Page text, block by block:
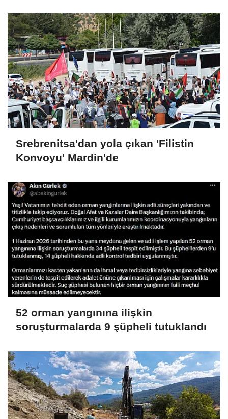
Srebrenitsa'dan yola çıkan 'Filistin
Konvoyu' Mardin'de
52 orman yangınına ilişkin
soruşturmalarda 9 şüpheli tutuklandı